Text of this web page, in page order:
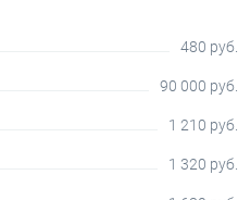
480 руб.
90 000 руб.
1 210 руб.
1 320 руб.